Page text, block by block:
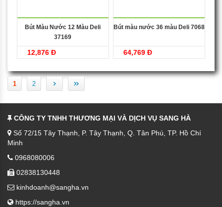
Bút Màu Nước 12 Màu Deli
37169
12,876 Đ
Bút màu nước 36 màu Deli 7068
64,769 Đ
1 2 › »
CÔNG TY TNHH THƯƠNG MẠI VÀ DỊCH VỤ SANG HÀ
Số 72/15 Tây Thạnh, P. Tây Thạnh, Q. Tân Phú, TP. Hồ Chí
Minh
0968080006
02838130448
kinhdoanh@sangha.vn
https://sangha.vn